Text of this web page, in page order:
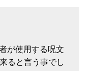
が使用する呪文
ると言う事でし